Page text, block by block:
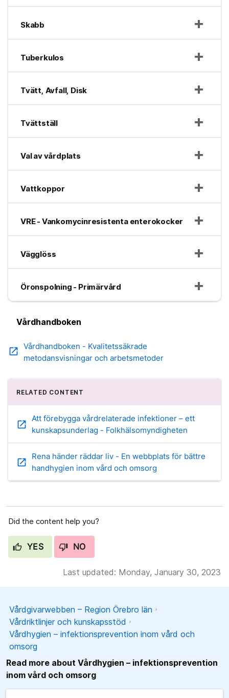
Skabb
Tuberkulos
Tvätt, Avfall, Disk
Tvättställ
Val av vårdplats
Vattkoppor
VRE - Vankomycinresistenta enterokocker
Vägglöss
Öronspolning - Primärvård
Vårdhandboken
open_in_new Vårdhandboken - Kvalitetssäkrade
metodansvisningar och arbetsmetoder
RELATED CONTENT
open_in_new
Att förebygga vårdrelaterade infektioner – ett
kunskapsunderlag - Folkhälsomyndigheten
open_in_new
Rena händer räddar liv - En webbplats för bättre
handhygien inom vård och omsorg
Did the content help you?
YES NO
Last updated: Monday, January 30, 2023
Vårdgivarwebben – Region Örebro län
Vårdriktlinjer och kunskapsstöd
Vårdhygien – infektionsprevention inom vård och
omsorg
Read more about Vårdhygien – infektionsprevention
inom vård och omsorg